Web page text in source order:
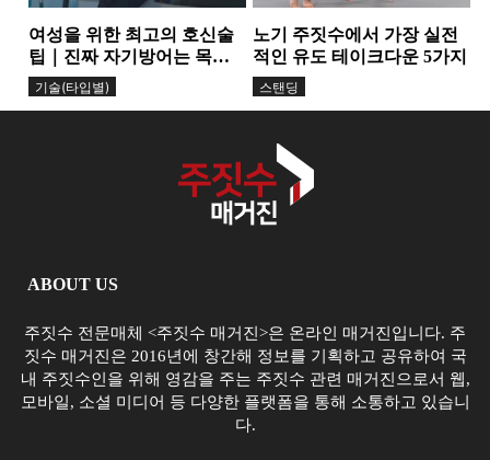
여성을 위한 최고의 호신술
팁｜진짜 자기방어는 목소
리에서 시작된다
기술(타입별)
노기 주짓수에서 가장 실전
적인 유도 테이크다운 5가지
스탠딩
ABOUT US
주짓수 전문매체 <주짓수 매거진>은 온라인 매거진입니다. 주
짓수 매거진은 2016년에 창간해 정보를 기획하고 공유하여 국
내 주짓수인을 위해 영감을 주는 주짓수 관련 매거진으로서 웹,
모바일, 소셜 미디어 등 다양한 플랫폼을 통해 소통하고 있습니
다.